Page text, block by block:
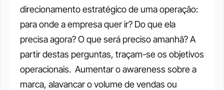
direcionamento estratégico de uma operação:
para onde a empresa quer ir? Do que ela
precisa agora? O que será preciso amanhã? A
partir destas perguntas, traçam-se os objetivos
operacionais. Aumentar o awareness sobre a
marca, alavancar o volume de vendas ou